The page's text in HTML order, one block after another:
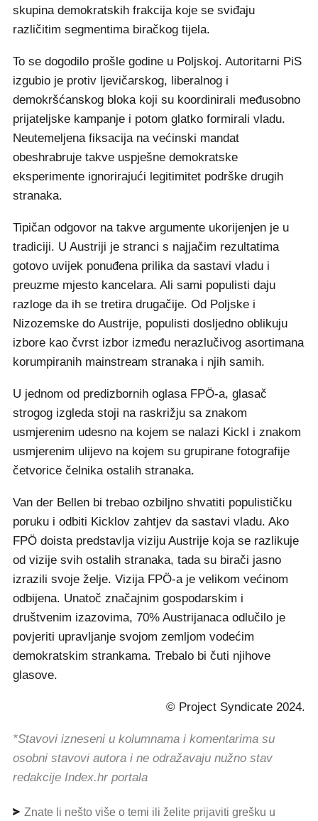
skupina demokratskih frakcija koje se sviđaju
različitim segmentima biračkog tijela.
To se dogodilo prošle godine u Poljskoj. Autoritarni PiS
izgubio je protiv ljevičarskog, liberalnog i
demokršćanskog bloka koji su koordinirali međusobno
prijateljske kampanje i potom glatko formirali vladu.
Neutemeljena fiksacija na većinski mandat
obeshrabruje takve uspješne demokratske
eksperimente ignorirajući legitimitet podrške drugih
stranaka.
Tipičan odgovor na takve argumente ukorijenjen je u
tradiciji. U Austriji je stranci s najjačim rezultatima
gotovo uvijek ponuđena prilika da sastavi vladu i
preuzme mjesto kancelara. Ali sami populisti daju
razloge da ih se tretira drugačije. Od Poljske i
Nizozemske do Austrije, populisti dosljedno oblikuju
izbore kao čvrst izbor između nerazlučivog asortimana
korumpiranih mainstream stranaka i njih samih.
U jednom od predizbornih oglasa FPÖ-a, glasač
strogog izgleda stoji na raskrižju sa znakom
usmjerenim udesno na kojem se nalazi Kickl i znakom
usmjerenim ulijevo na kojem su grupirane fotografije
četvorice čelnika ostalih stranaka.
Van der Bellen bi trebao ozbiljno shvatiti populističku
poruku i odbiti Kicklov zahtjev da sastavi vladu. Ako
FPÖ doista predstavlja viziju Austrije koja se razlikuje
od vizije svih ostalih stranaka, tada su birači jasno
izrazili svoje želje. Vizija FPÖ-a je velikom većinom
odbijena. Unatoč značajnim gospodarskim i
društvenim izazovima, 70% Austrijanaca odlučilo je
povjeriti upravljanje svojom zemljom vodećim
demokratskim strankama. Trebalo bi čuti njihove
glasove.
© Project Syndicate 2024.
*Stavovi izneseni u kolumnama i komentarima su
osobni stavovi autora i ne odražavaju nužno stav
redakcije Index.hr portala
Znate li nešto više o temi ili želite prijaviti grešku u